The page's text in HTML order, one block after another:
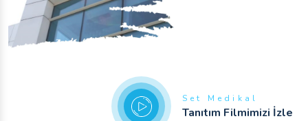
Set Medikal
Tanıtım Filmimizi İzle